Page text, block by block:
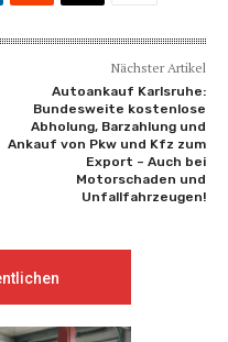
Nächster Artikel
Autoankauf Karlsruhe:
Bundesweite kostenlose
Abholung, Barzahlung und
Ankauf von Pkw und Kfz zum
Export – Auch bei
Motorschaden und
Unfallfahrzeugen!